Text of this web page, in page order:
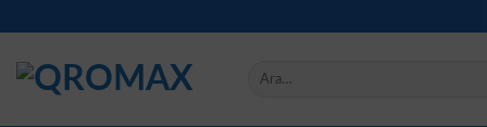
Ara: